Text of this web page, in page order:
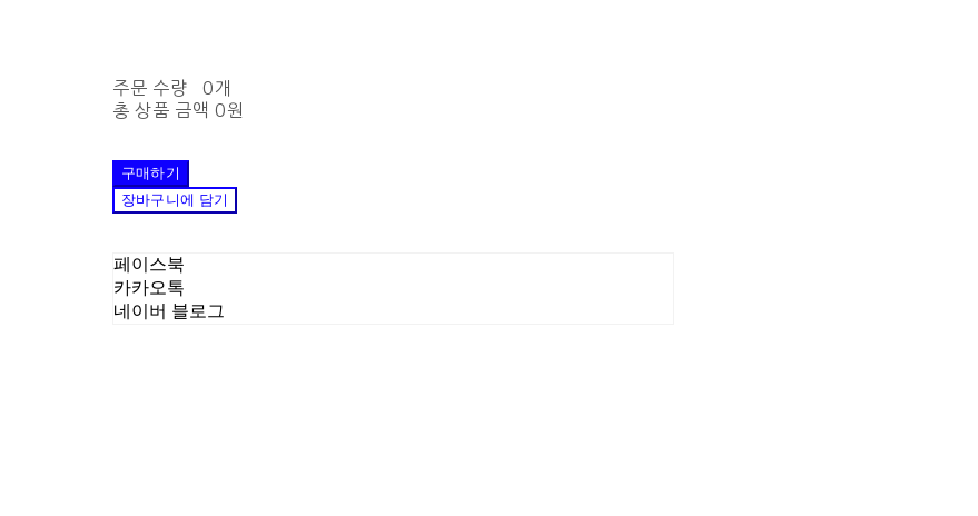
주문 수량
0개
총 상품 금액 0원
구매하기
장바구니에 담기
페이스북
카카오톡
네이버 블로그